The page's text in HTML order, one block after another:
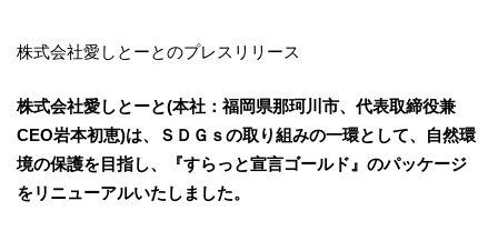
株式会社愛しとーとのプレスリリース
株式会社愛しとーと(本社：福岡県那珂川市、代表取締役兼
CEO岩本初恵)は、ＳＤＧｓの取り組みの一環として、自然環
境の保護を目指し、『すらっと宣言ゴールド』のパッケージ
をリニューアルいたしました。